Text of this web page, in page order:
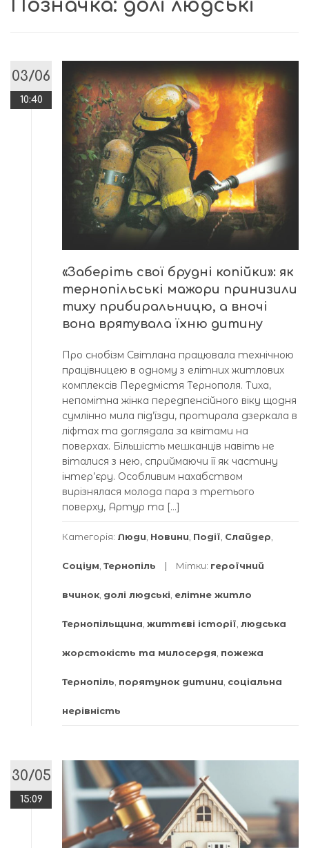
Позначка: долі людські
03/06
10:40
«Заберіть свої брудні копійки»: як
тернопільські мажори принизили
тиху прибиральницю, а вночі
вона врятувала їхню дитину
Про снобізм Світлана працювала технічною
працівницею в одному з елітних житлових
комплексів Передмістя Тернополя. Тиха,
непомітна жінка передпенсійного віку щодня
сумлінно мила під’їзди, протирала дзеркала в
ліфтах та доглядала за квітами на
поверхах. Більшість мешканців навіть не
віталися з нею, сприймаючи її як частину
інтер’єру. Особливим нахабством
вирізнялася молода пара з третього
поверху, Артур та […]
Категорія: Люди Новини Події Слайдер
Соціум Тернопіль Мітки: героїчний
вчинок долі людські елітне житло
Тернопільщина життєві історії людська
жорстокість та милосердя пожежа
Тернопіль порятунок дитини соціальна
нерівність
30/05
15:09